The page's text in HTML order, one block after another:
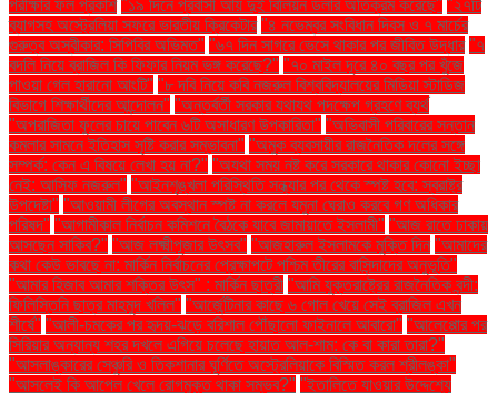
পরীক্ষার ফল প্রকাশ "১৯ দিনে প্রবাসী আয় দুই বিলিয়ন ডলার অতিক্রম করেছে" "২৭টি
ব্যাগসহ অস্ট্রেলিয়া সফরে ভারতীয় ক্রিকেটার "৪ নভেম্বর সংবিধান দিবস ও ৭ মার্চের
গুরুত্ব অস্বীকার: সিপিবির অভিমত" "৬৭ দিন সাগরে ভেসে থাকার পর জীবিত উদ্ধার "৭
বদলি নিয়ে ব্রাজিল কি ফিফার নিয়ম ভঙ্গ করেছে?" "৭০ মাইল দূরে ৪০ বছর পর খুঁজে
পাওয়া গেল হারানো আংটি" "৮ দবি নিয়ে কবি নজরুল বিশ্ববিদ্যালয়ের মিডিয়া স্টাডিজ
বিভাগে শিক্ষার্থীদের আন্দোলন" "অন্তর্বর্তী সরকার যথাযথ পদক্ষেপ গ্রহণে ব্যর্থ
"অপরাজিতা ফুলের চায়ে পাবেন ৬টি অসাধারণ উপকারিতা" "অভিবাসী পরিবারের সন্তান
কমলার সামনে ইতিহাস সৃষ্টি করার সম্ভাবনা" "অমুক ব্যবসায়ীর রাজনৈতিক দলের সঙ্গে
সম্পর্ক: কেন এ বিষয়ে লেখা হয় না?" "অযথা সময় নষ্ট করে সরকারে থাকার কোনো ইচ্ছা
নেই: আসিফ নজরুল" "আইনশৃঙ্খলা পরিস্থিতি সন্ধ্যার পর থেকে স্পষ্ট হবে: স্বরাষ্ট্র
উপদেষ্টা" "আওয়ামী লীগের অবস্থান স্পষ্ট না করলে যমুনা ঘেরাও করবে গণ অধিকার
পরিষদ" "আগামীকাল নির্বাচন কমিশনে বৈঠকে যাবে জামায়াতে ইসলামী" "আজ রাতে ঢাকায়
আসছেন সাকিব?" "আজ লক্ষ্মীপূজার উৎসব" "আজহারুল ইসলামকে মুক্তি দিন "আমাদের
কথা কেউ ভাবছে না: মার্কিন নির্বাচনের প্রেক্ষাপটে পশ্চিম তীরের বাসিন্দাদের অনুভূতি"
"আমার হিজাব আমার শক্তির উৎস" : মার্কিন ছাত্রী "আমি যুক্তরাষ্ট্রের রাজনৈতিক বন্দী:
ফিলিস্তিনি ছাত্র মাহমুদ খলিল" "আর্জেন্টিনার কাছে ৬ গোল খেয়ে সেই ব্রাজিল এখন
শীর্ষে" "আলী-চমকের পর হৃদয়-ঝড়ে বরিশাল পৌঁছালো ফাইনালে আবারো" "আলেপ্পোর পর
সিরিয়ার অন্যান্য শহর দখলে এগিয়ে চলেছে হায়াত আল-শাম: কে বা কারা তারা?"
"আসলাঙ্কারের সেঞ্চুরি ও তিকশানার ঘূর্ণিতে অস্ট্রেলিয়াকে বিস্মিত করল শ্রীলঙ্কা"
"আসলেই কি আপেল খেলে রোগমুক্ত থাকা সম্ভব?" "ইতালিতে যাওয়ার উদ্দেশ্যে